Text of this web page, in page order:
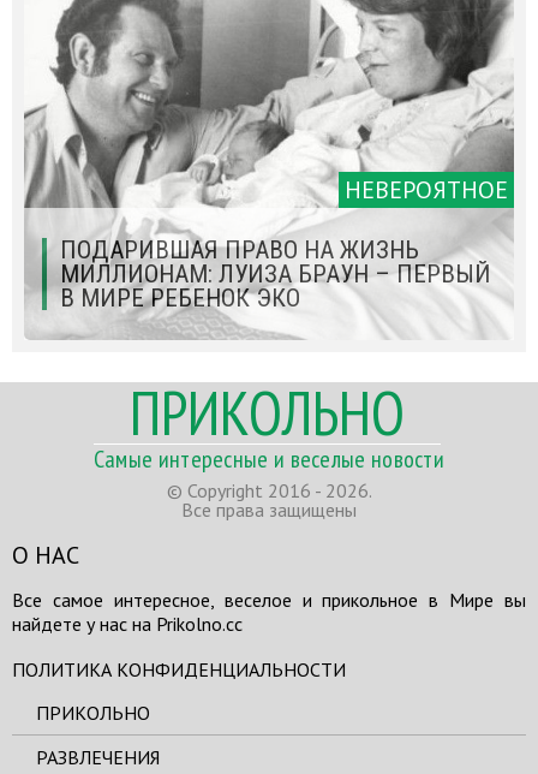
НЕВЕРОЯТНОЕ
ПОДАРИВШАЯ ПРАВО НА ЖИЗНЬ
МИЛЛИОНАМ: ЛУИЗА БРАУН – ПЕРВЫЙ
В МИРЕ РЕБЕНОК ЭКО
ПРИКОЛЬНО
Самые интересные и веселые новости
© Copyright 2016 - 2026.
Все права защищены
О НАС
Все самое интересное, веселое и прикольное в Мире вы
найдете у нас на Prikolno.cc
ПОЛИТИКА КОНФИДЕНЦИАЛЬНОСТИ
ПРИКОЛЬНО
РАЗВЛЕЧЕНИЯ